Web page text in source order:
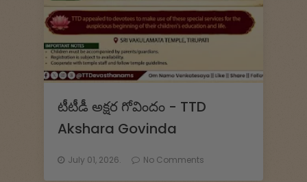
v
i
n
టీటీడీ అక్షర గోవిందం - TTD
Akshara Govinda
July 01, 2026. No Comments